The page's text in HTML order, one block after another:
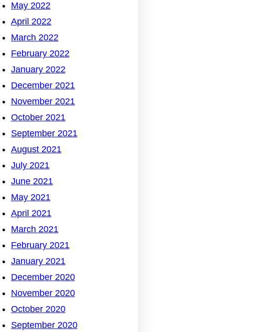
May 2022
April 2022
March 2022
February 2022
January 2022
December 2021
November 2021
October 2021
September 2021
August 2021
July 2021
June 2021
May 2021
April 2021
March 2021
February 2021
January 2021
December 2020
November 2020
October 2020
September 2020